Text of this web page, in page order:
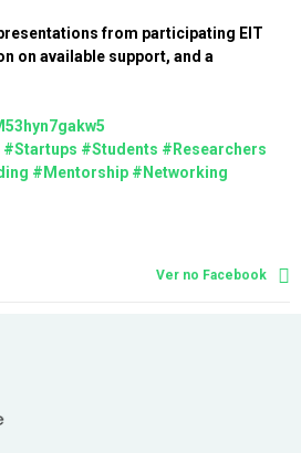
from participating EIT
on available support, and a
#Startups #Students #Researchers
#Mentorship #Networking
Ver no Facebook